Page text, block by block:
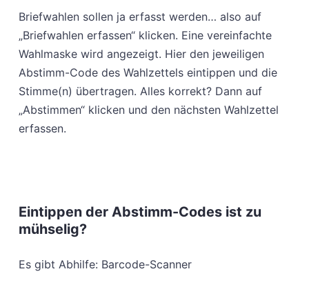
Briefwahlen sollen ja erfasst werden… also auf
„Briefwahlen erfassen“ klicken. Eine vereinfachte
Wahlmaske wird angezeigt. Hier den jeweiligen
Abstimm-Code des Wahlzettels eintippen und die
Stimme(n) übertragen. Alles korrekt? Dann auf
„Abstimmen“ klicken und den nächsten Wahlzettel
erfassen.
Eintippen der Abstimm-Codes ist zu
mühselig?
Es gibt Abhilfe: Barcode-Scanner